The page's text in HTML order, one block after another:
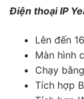
Điện thoại IP
Lên đến
Màn hình
Chạy
Tích hợp